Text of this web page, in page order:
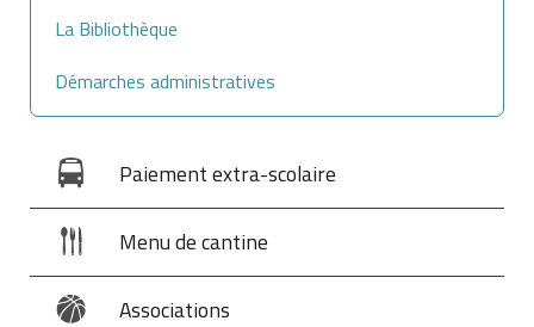
La Bibliothèque
Démarches administratives
Paiement extra-scolaire
Menu de cantine
Associations